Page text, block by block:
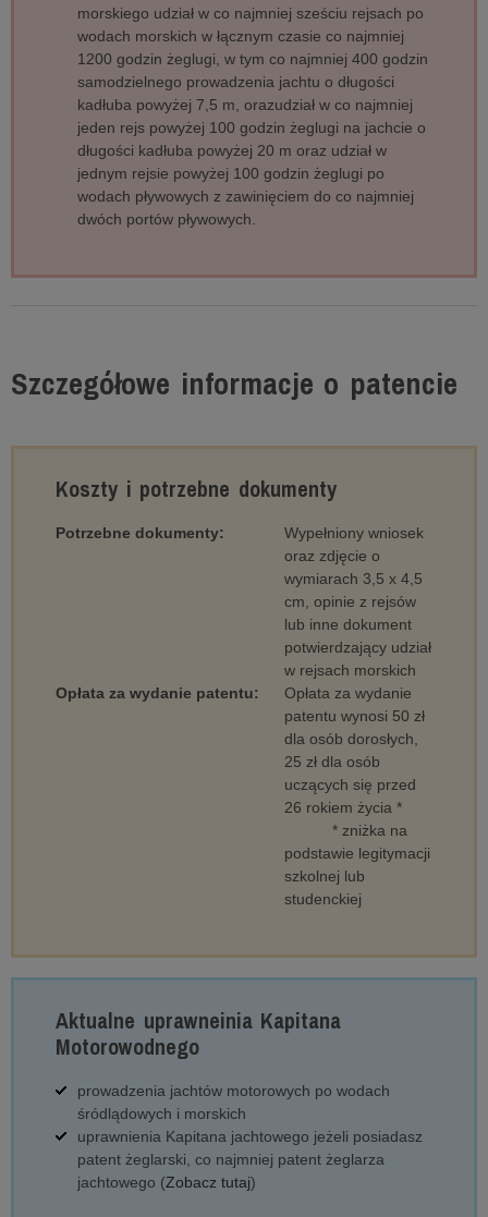
morskiego udział w co najmniej sześciu rejsach po
wodach morskich w łącznym czasie co najmniej
1200 godzin żeglugi, w tym co najmniej 400 godzin
samodzielnego prowadzenia jachtu o długości
kadłuba powyżej 7,5 m, orazudział w co najmniej
jeden rejs powyżej 100 godzin żeglugi na jachcie o
długości kadłuba powyżej 20 m oraz udział w
jednym rejsie powyżej 100 godzin żeglugi po
wodach pływowych z zawinięciem do co najmniej
dwóch portów pływowych.
Szczegółowe informacje o patencie
Koszty i potrzebne dokumenty
Potrzebne dokumenty:
Wypełniony wniosek
oraz zdjęcie o
wymiarach 3,5 x 4,5
cm, opinie z rejsów
lub inne dokument
potwierdzający udział
w rejsach morskich
Opłata za wydanie patentu:
Opłata za wydanie
patentu wynosi 50 zł
dla osób dorosłych,
25 zł dla osób
uczących się przed
26 rokiem życia *
* zniżka na
podstawie legitymacji
szkolnej lub
studenckiej
Aktualne uprawneinia Kapitana
Motorowodnego
prowadzenia jachtów motorowych po wodach
śródlądowych i morskich
uprawnienia Kapitana jachtowego jeżeli posiadasz
patent żeglarski, co najmniej patent żeglarza
jachtowego (Zobacz tutaj)